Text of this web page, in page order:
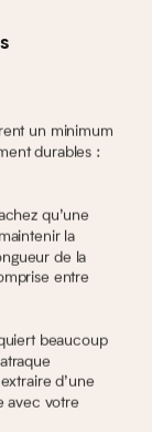
un minimum
durables :
qu’une
la
de la
entre
beaucoup
d’une
avec votre